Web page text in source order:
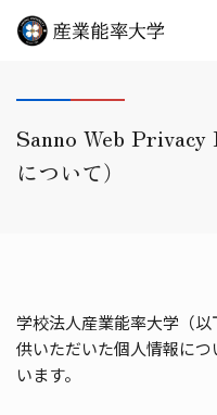
Sanno Web
について）
学校法人産業能率大学（
供いただいた個人情報に
います。